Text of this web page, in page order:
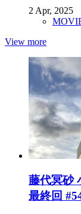
2 Apr, 2025
View more
藤代冥砂
最終回